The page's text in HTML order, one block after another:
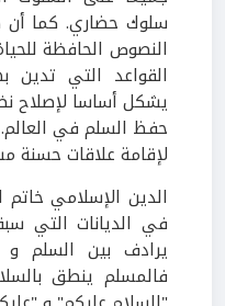
سلوك حضاري. كما أن
النصوص الحافظة
القواعد التي
يشكل أساسا لإصلاح
حفظ السلم في العالم.
لإقامة علاقات حسنة
الدين الإسلامي خاتم
في الديانات التي
يرادف بين السلم و
فالمسلم ينطق